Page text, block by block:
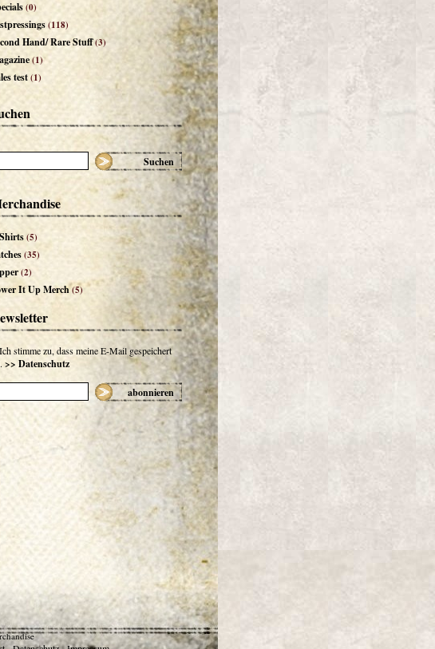
(0)
(118)
Hand/ Rare Stuff(3)
(1)
test(1)
Suchen
(5)
(35)
(2)
It Up Merch(5)
Ich stimme zu, dass meine E-Mail gespeichert
>> Datenschutz
abonnieren